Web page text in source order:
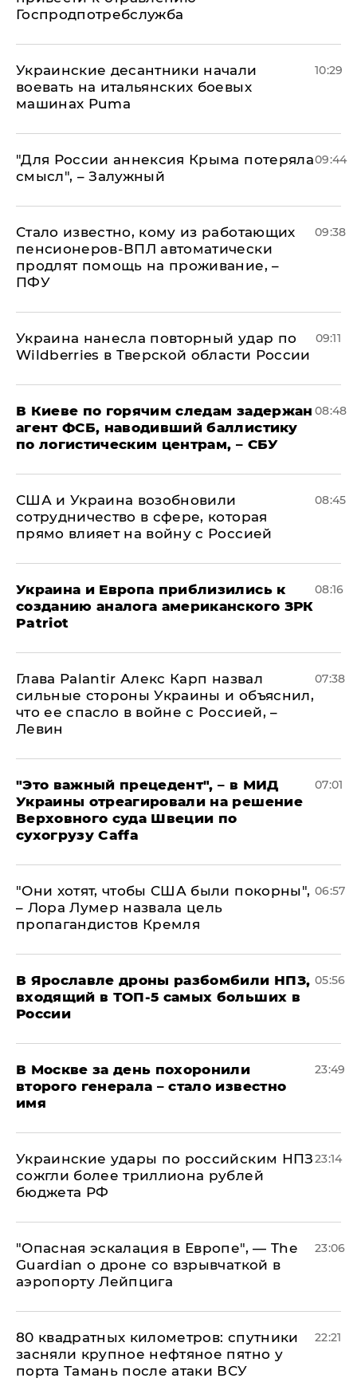
Госпродпотребслужба
Украинские десантники начали
воевать на итальянских боевых
машинах Puma
10:29
"Для России аннексия Крыма потеряла
смысл", – Залужный
09:44
Стало известно, кому из работающих
пенсионеров-ВПЛ автоматически
продлят помощь на проживание, –
ПФУ
09:38
Украина нанесла повторный удар по
Wildberries в Тверской области России
09:11
В Киеве по горячим следам задержан
агент ФСБ, наводивший баллистику
по логистическим центрам, – СБУ
08:48
США и Украина возобновили
сотрудничество в сфере, которая
прямо влияет на войну с Россией
08:45
Украина и Европа приблизились к
созданию аналога американского ЗРК
Patriot
08:16
Глава Palantir Алекс Карп назвал
сильные стороны Украины и объяснил,
что ее спасло в войне с Россией, –
Левин
07:38
"Это важный прецедент", – в МИД
Украины отреагировали на решение
Верховного суда Швеции по
сухогрузу Caffa
07:01
"Они хотят, чтобы США были покорны",
– Лора Лумер назвала цель
пропагандистов Кремля
06:57
В Ярославле дроны разбомбили НПЗ,
входящий в ТОП-5 самых больших в
России
05:56
В Москве за день похоронили
второго генерала – стало известно
имя
23:49
Украинские удары по российским НПЗ
сожгли более триллиона рублей
бюджета РФ
23:14
"Опасная эскалация в Европе", — The
Guardian о дроне со взрывчаткой в
аэропорту Лейпцига
23:06
80 квадратных километров: спутники
засняли крупное нефтяное пятно у
порта Тамань после атаки ВСУ
22:21